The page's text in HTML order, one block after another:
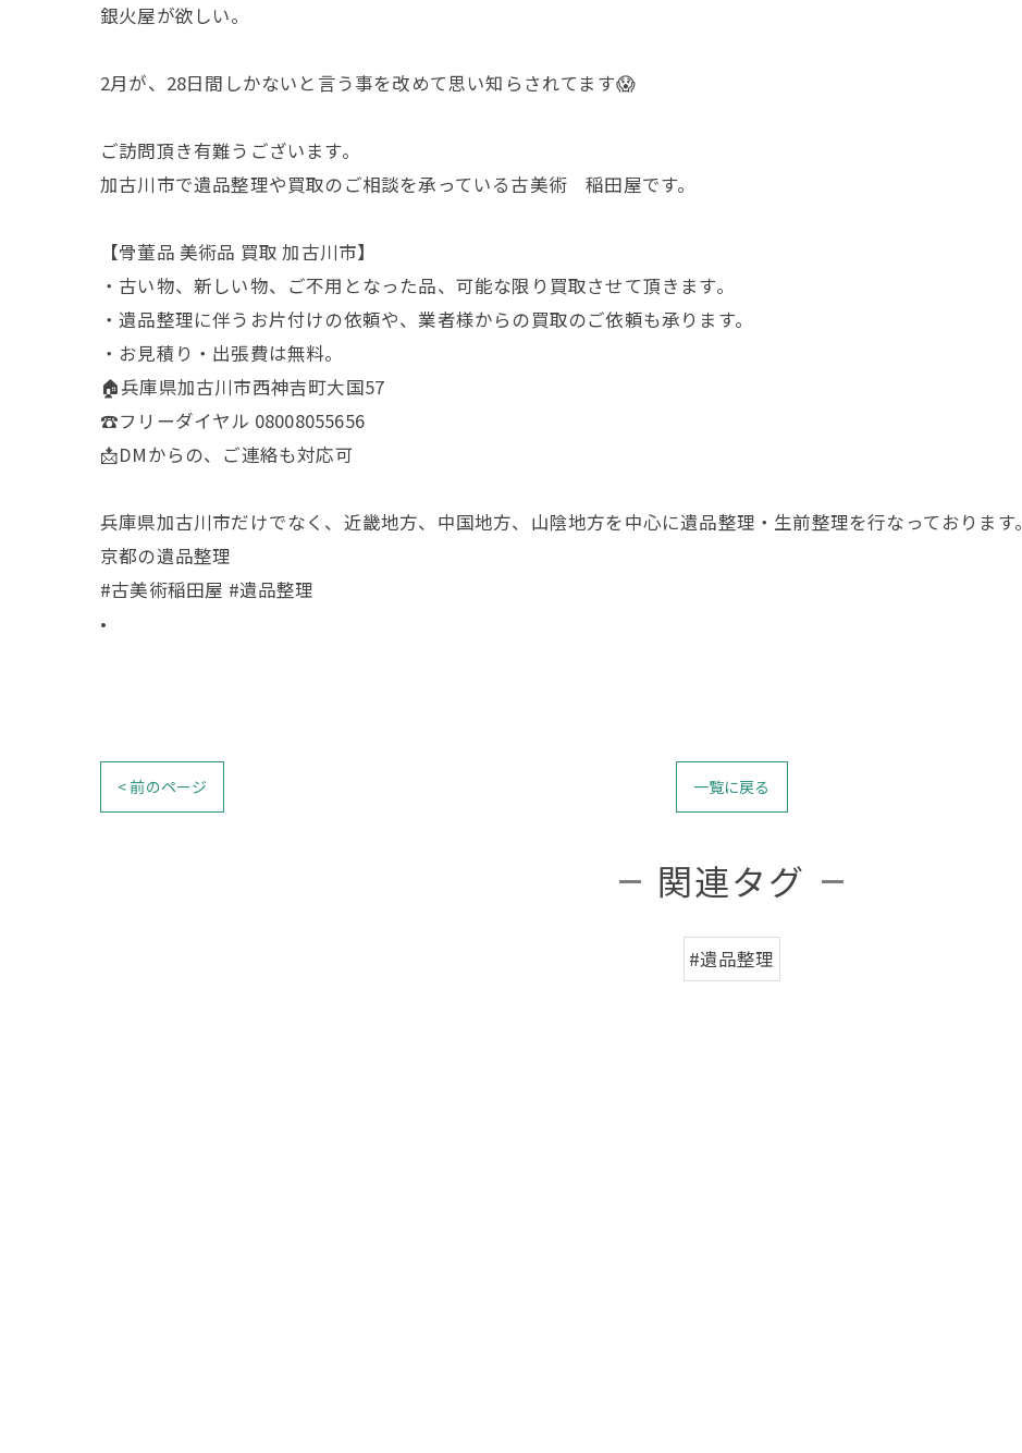
銀火屋が欲しい。
2月が、28日間しかないと言う事を改めて思い知らされてます😱
ご訪問頂き有難うございます。
加古川市で遺品整理や買取のご相談を承っている古美術 稲田屋です。
【骨董品 美術品 買取 加古川市】
・古い物、新しい物、ご不用となった品、可能な限り買取させて頂きます。
・遺品整理に伴うお片付けの依頼や、業者様からの買取のご依頼も承ります。
・お見積り・出張費は無料。
🏠兵庫県加古川市西神吉町大国57
☎️フリーダイヤル 08008055656
📩DMからの、ご連絡も対応可
兵庫県加古川市だけでなく、近畿地方、中国地方、山陰地方を中心に遺品整理・生前整理を行なっております。
京都の遺品整理
#古美術稲田屋 #遺品整理
•
< 前のページ 一覧に戻る
関連タグ
#遺品整理